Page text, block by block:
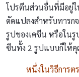
โปรตีนส่วนอื่นที่มีอยู่ใ
ดัดแปลงสำหรับทารก
รูปของเคซีน หรือในรู
ซีนทั้ง 2 รูปแบบก็ให้คุ
หนึ่งในวิธีการ